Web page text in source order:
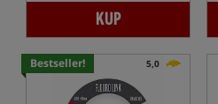
KUP
Bestseller! 5,0